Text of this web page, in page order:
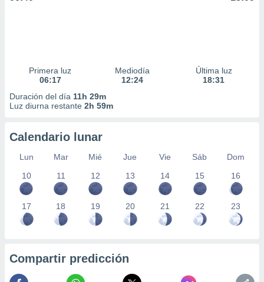
Primera luz
06:17
Mediodía
12:24
Última luz
18:31
Duración del día 11h 29m
Luz diurna restante 2h 59m
Calendario lunar
Lun Mar Mié Jue Vie Sáb
Dom
10
11 12 13 14 15 16
17 18 19 20 21 22 23
Compartir predicción